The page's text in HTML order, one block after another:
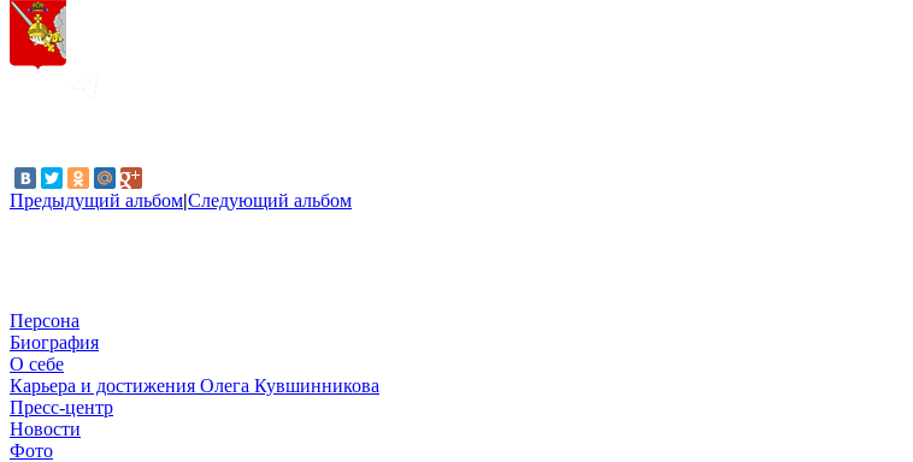
Предыдущий альбом|Следующий альбом
Персона
Биография
О себе
Карьера и достижения Олега Кувшинникова
Пресс-центр
Новости
Фото